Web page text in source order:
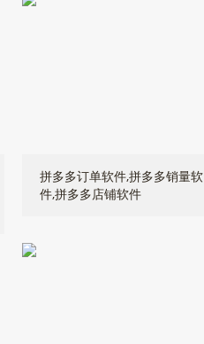
拼多多订单软件,拼多多销量软
件,拼多多店铺软件